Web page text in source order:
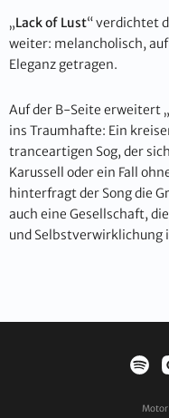
„Lack of Lust“ verdichtet
weiter: melancholisch,
Eleganz getragen.
Auf der B-Seite erweitert „
ins Traumhafte: Ein
tranceartigen Sog, der
Karussell oder ein Fall
hinterfragt der Song die
auch eine Gesellschaft,
und Selbstverwirklichung